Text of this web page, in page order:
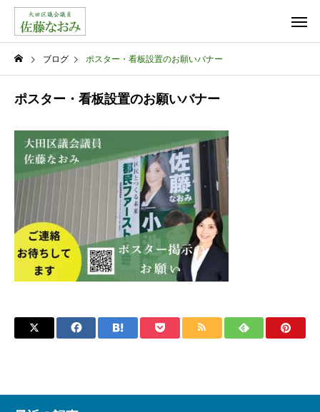
ブログ ポスター・看板設置のお願いバナー
ポスター・看板設置のお願いバナー